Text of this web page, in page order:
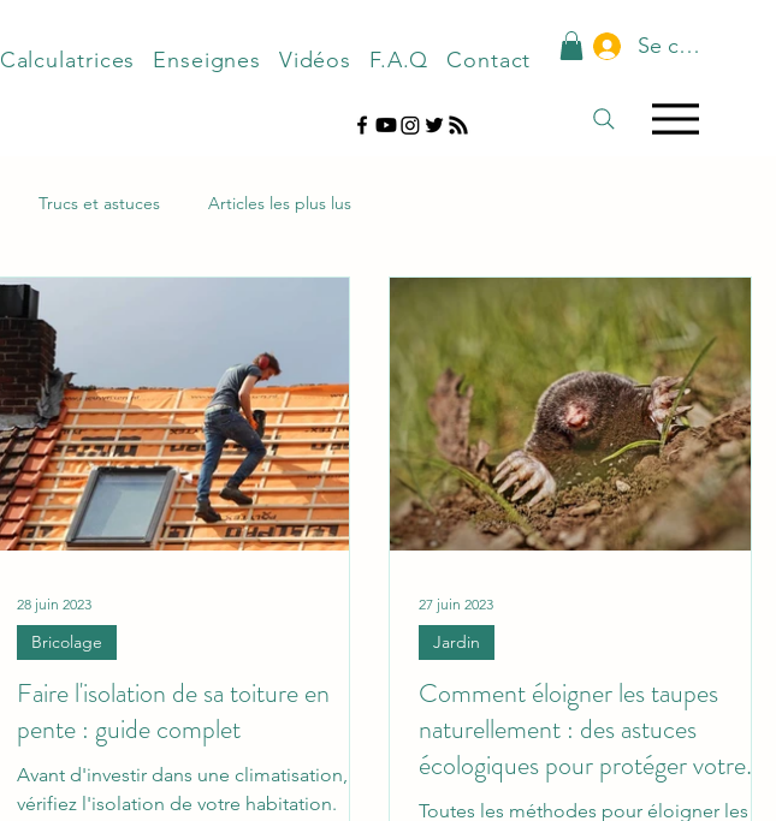
Calculatrices Enseignes Vidéos F.A.Q Contact
Se connecter
Trucs et astuces Articles les plus lus
Faire l'isolation de sa toiture en
pente : guide complet
Avant d'investir dans une climatisation,
vérifiez l'isolation de votre habitation.
Bricolage
28 juin 2023
Comment éloigner les taupes
naturellement : des astuces
écologiques pour protéger votre
jardin
Toutes les méthodes pour éloigner les
Jardin
27 juin 2023